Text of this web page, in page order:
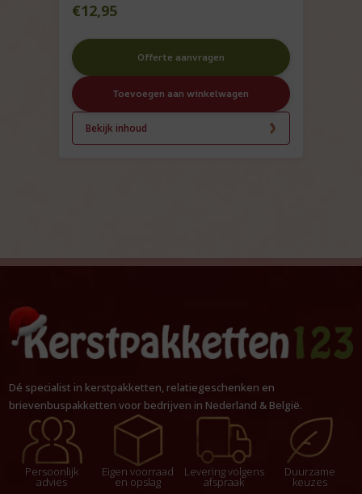
€12,95
Offerte aanvragen
Toevoegen aan winkelwagen
Bekijk inhoud
Dé specialist in kerstpakketten, relatiegeschenken en
brievenbuspakketten voor bedrijven in Nederland & België.
Persoonlijk
advies
Eigen voorraad
en opslag
Levering volgens
afspraak
Duurzame
keuzes